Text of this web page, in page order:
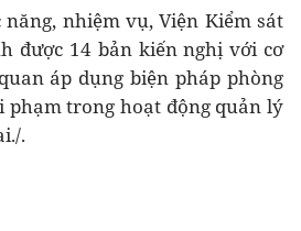
nhiệm vụ, Viện Kiểm sát
được 14 bản kiến nghị với cơ
áp dụng biện pháp phòng
phạm trong hoạt động quản lý
.